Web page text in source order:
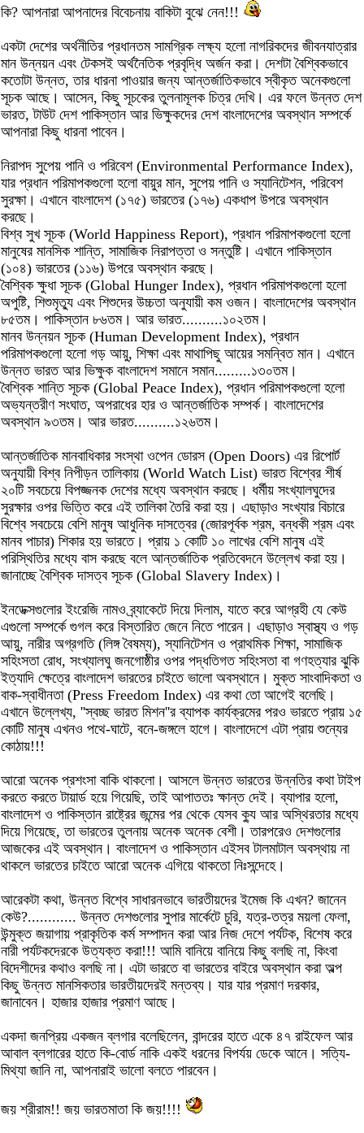
কি? আপনারা আপনাদের বিবেচনায় বাকিটা বুঝে নেন!!!
একটা দেশের অর্থনীতির প্রধানতম সামগ্রিক লক্ষ্য হলো নাগরিকদের জীবনযাত্রার
মান উন্নয়ন এবং টেকসই অর্থনৈতিক প্রবৃদ্ধি অর্জন করা। দেশটা বৈশ্বিকভাবে
কতোটা উন্নত, তার ধারনা পাওয়ার জন্য আন্তর্জাতিকভাবে স্বীকৃত অনেকগুলো
সূচক আছে। আসেন, কিছু সূচকের তুলনামূলক চিত্র দেখি। এর ফলে উন্নত দেশ
ভারত, টাউট দেশ পাকিস্তান আর ভিক্ষুকদের দেশ বাংলাদেশের অবস্থান সম্পর্কে
আপনারা কিছু ধারনা পাবেন।
নিরাপদ সুপেয় পানি ও পরিবেশ (Environmental Performance Index),
যার প্রধান পরিমাপকগুলো হলো বায়ুর মান, সুপেয় পানি ও স্যানিটেশন, পরিবেশ
সুরক্ষা। এখানে বাংলাদেশ (১৭৫) ভারতের (১৭৬) একধাপ উপরে অবস্থান
করছে।
বিশ্ব সুখ সূচক (World Happiness Report), প্রধান পরিমাপকগুলো হলো
মানুষের মানসিক শান্তি, সামাজিক নিরাপত্তা ও সন্তুষ্টি। এখানে পাকিস্তান
(১০৪) ভারতের (১১৬) উপরে অবস্থান করছে।
বৈশ্বিক ক্ষুধা সূচক (Global Hunger Index), প্রধান পরিমাপকগুলো হলো
অপুষ্টি, শিশুমৃত্যু এবং শিশুদের উচ্চতা অনুযায়ী কম ওজন। বাংলাদেশের অবস্থান
৮৫তম। পাকিস্তান ৮৬তম। আর ভারত..........১০২তম।
মানব উন্নয়ন সূচক (Human Development Index), প্রধান
পরিমাপকগুলো হলো গড় আয়ু, শিক্ষা এবং মাথাপিছু আয়ের সমন্বিত মান। এখানে
উন্নত ভারত আর ভিক্ষুক বাংলাদেশ সমানে সমান.........১৩০তম।
বৈশ্বিক শান্তি সূচক (Global Peace Index), প্রধান পরিমাপকগুলো হলো
অভ্যন্তরীণ সংঘাত, অপরাধের হার ও আন্তর্জাতিক সম্পর্ক। বাংলাদেশের
অবস্থান ৯৩তম। আর ভারত..........১২৬তম।
আন্তর্জাতিক মানবাধিকার সংস্থা ওপেন ডোরস (Open Doors) এর রিপোর্ট
অনুযায়ী বিশ্ব নিপীড়ন তালিকায় (World Watch List) ভারত বিশ্বের শীর্ষ
২০টি সবচেয়ে বিপজ্জনক দেশের মধ্যে অবস্থান করছে। ধর্মীয় সংখ্যালঘুদের
সুরক্ষার ওপর ভিত্তি করে এই তালিকা তৈরি করা হয়। এছাড়াও সংখ্যার বিচারে
বিশ্বে সবচেয়ে বেশি মানুষ আধুনিক দাসত্বের (জোরপূর্বক শ্রম, বন্ধকী শ্রম এবং
মানব পাচার) শিকার হয় ভারতে। প্রায় ১ কোটি ১০ লাখের বেশি মানুষ এই
পরিস্থিতির মধ্যে বাস করছে বলে আন্তর্জাতিক প্রতিবেদনে উল্লেখ করা হয়।
জানাচ্ছে বৈশ্বিক দাসত্ব সূচক (Global Slavery Index)।
ইনডেক্সগুলোর ইংরেজি নামও ব্র্যাকেটে দিয়ে দিলাম, যাতে করে আগ্রহী যে কেউ
এগুলো সম্পর্কে গুগল করে বিস্তারিত জেনে নিতে পারেন। এছাড়াও স্বাস্থ্য ও গড়
আয়ু, নারীর অগ্রগতি (লিঙ্গ বৈষম্য), স্যানিটেশন ও প্রাথমিক শিক্ষা, সামাজিক
সহিংসতা রোধ, সংখ্যালঘু জনগোষ্ঠীর ওপর পদ্ধতিগত সহিংসতা বা গণহত্যার ঝুকি
ইত্যাদি ক্ষেত্রে বাংলাদেশ ভারতের চাইতে ভালো অবস্থানে। মুক্ত সাংবাদিকতা ও
বাক-স্বাধীনতা (Press Freedom Index) এর কথা তো আগেই বলেছি।
এখানে উল্লেখ্য, ''স্বচ্ছ ভারত মিশন''র ব্যাপক কার্যক্রমের পরও ভারতে প্রায় ১৫
কোটি মানুষ এখনও পথে-ঘাটে, বনে-জঙ্গলে হাগে। বাংলাদেশে এটা প্রায় শুন্যের
কোঠায়!!!
আরো অনেক প্রশংসা বাকি থাকলো। আসলে উন্নত ভারতের উন্নতির কথা টাইপ
করতে করতে টায়ার্ড হয়ে গিয়েছি, তাই আপাততঃ ক্ষান্ত দেই। ব্যাপার হলো,
বাংলাদেশ ও পাকিস্তান রাষ্ট্রের জন্মের পর থেকে যেসব ক্যু আর অস্থিরতার মধ্যে
দিয়ে গিয়েছে, তা ভারতের তুলনায় অনেক অনেক বেশী। তারপরেও দেশগুলোর
আজকের এই অবস্থান। বাংলাদেশ ও পাকিস্তান এইসব টালমাটাল অবস্থায় না
থাকলে ভারতের চাইতে আরো অনেক এগিয়ে থাকতো নিঃসন্দেহে।
আরেকটা কথা, উন্নত বিশ্বে সাধারনভাবে ভারতীয়দের ইমেজ কি এখন? জানেন
কেউ?............ উন্নত দেশগুলোর সুপার মার্কেটে চুরি, যত্র-তত্র ময়লা ফেলা,
উন্মুক্ত জয়াগায় প্রাকৃতিক কর্ম সম্পাদন করা আর নিজ দেশে পর্যটক, বিশেষ করে
নারী পর্যটকদেরকে উত্যক্ত করা!!! আমি বানিয়ে বানিয়ে কিছু বলছি না, কিংবা
বিদেশীদের কথাও বলছি না। এটা ভারতে বা ভারতের বাইরে অবস্থান করা অল্প
কিছু উন্নত মানসিকতার ভারতীয়দেরই মন্তব্য। যার যার প্রমাণ দরকার,
জানাবেন। হাজার হাজার প্রমাণ আছে।
একদা জনপ্রিয় একজন ব্লগার বলেছিলেন, বান্দরের হাতে একে ৪৭ রাইফেল আর
আবাল ব্লগারের হাতে কি-বোর্ড নাকি একই ধরনের বিপর্যয় ডেকে আনে। সত্যি-
মিথ্যা জানি না, আপনারাই ভালো বলতে পারবেন।
জয় শ্রীরাম!! জয় ভারতমাতা কি জয়!!!!